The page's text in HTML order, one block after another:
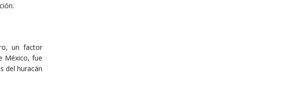
un factor
México, fue
del huracán